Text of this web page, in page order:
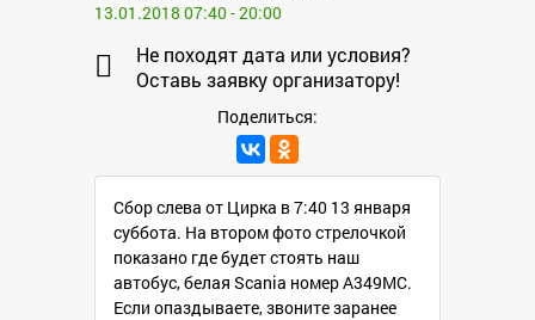
13.01.2018 07:40 - 20:00
Не походят дата или условия?
Оставь заявку организатору!
Поделиться:
Сбор слева от Цирка в 7:40 13 января
суббота. На втором фото стрелочкой
показано где будет стоять наш
автобус, белая Scania номер А349МС.
Если опаздываете, звоните заранее